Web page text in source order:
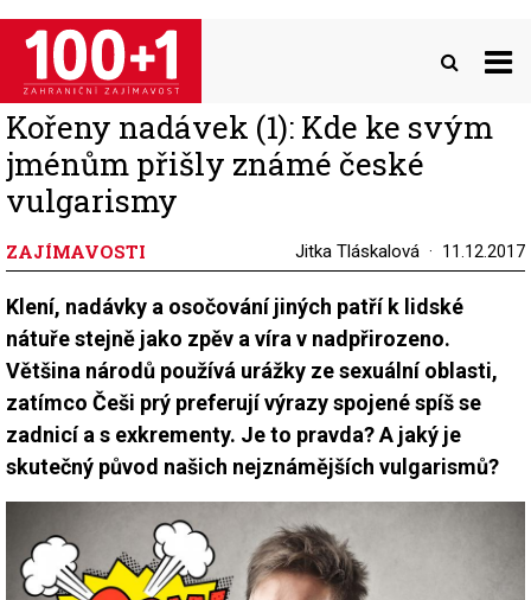
Přejít
hlavnímu
obsahu
Kořeny nadávek (1): Kde ke svým
jménům přišly známé české
vulgarismy
ZAJÍMAVOSTI Jitka Tláskalová 11.12.2017
Klení, nadávky a osočování jiných patří k lidské
nátuře stejně jako zpěv a víra v nadpřirozeno.
Většina národů používá urážky ze sexuální oblasti,
zatímco Češi prý preferují výrazy spojené spíš se
zadnicí a s exkrementy. Je to pravda? A jaký je
skutečný původ našich nejznámějších vulgarismů?